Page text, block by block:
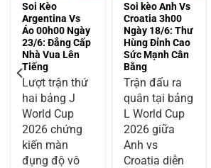
Soi Kèo
Argentina Vs
Áo 00h00 Ngày
23/6: Đẳng Cấp
Nhà Vua Lên
Tiếng
Lượt trận thứ
hai bảng J
World Cup
2026 chứng
kiến màn
đụng độ vô
Soi kèo Anh Vs
Croatia 3h00
Ngày 18/6: Thư
Hùng Đỉnh Cao
Sức Mạnh Cân
Bằng
Trận đấu ra
quân tại bảng
L World Cup
2026 giữa
Anh vs
Croatia diễn